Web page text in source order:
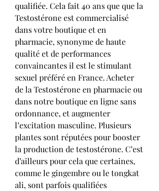
qualifiée. Cela fait 40 ans que que la
Testostérone est commercialisé
dans votre boutique et en
pharmacie, synonyme de haute
qualité et de performances
convaincantes il est le stimulant
sexuel préféré en France. Acheter
de la Testostérone en pharmacie ou
dans notre boutique en ligne sans
ordonnance, et augmenter
l’excitation masculine. Plusieurs
plantes sont réputées pour booster
la production de testostérone. C’est
d’ailleurs pour cela que certaines,
comme le gingembre ou le tongkat
ali, sont parfois qualifiées